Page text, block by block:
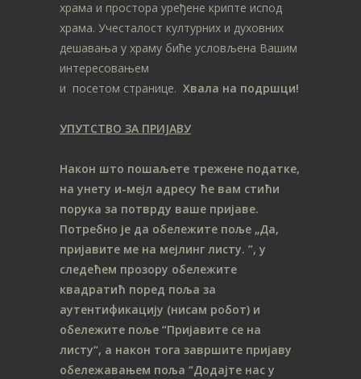
храма и простора уређене крипте испод
храма. Учесталост културних и духовних
дешавања у храму биће условљена Вашим
интересовањем
и посетом странице. Хвала на подршци!
УПУТСТВО ЗА ПРИЈАВУ
Након што пошаљете трежене податке,
на унету и-мејл адресу ће вам стићи
порука за потврду ваше пријаве.
Потребно је да обележите поље „Да,
пријавите ме на мeјлинг листу. ”, у
следећем прозору обележите
квадратић поред поља за
аутентификацију (нисам робот) и
обележите поље “Пријавите се на
листу“, а након тога завршите пријаву
обележавањем поља “Додајте нас у